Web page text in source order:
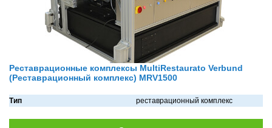
Реставрационные комплексы MultiRestaurato Verbund
(Реставрационный комплекс) MRV1500
Тип реставрационный комплекс